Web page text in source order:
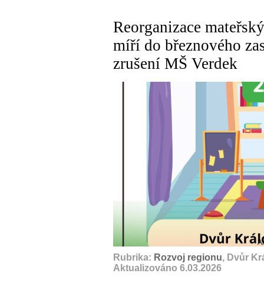
Reorganizace
míří do březnového
zrušení MŠ Verdek
Rubrika: Rozvoj regionu, Dvůr
Aktualizováno 6.03.2026